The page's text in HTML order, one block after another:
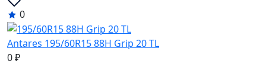
0
Antares 195/60R15 88H Grip 20 TL
0 ₽